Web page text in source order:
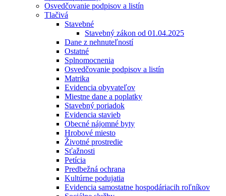
Osvedčovanie podpisov a listín
Tlačivá
Stavebné
Stavebný zákon od 01.04.2025
Dane z nehnuteľností
Ostatné
Splnomocnenia
Osvedčovanie podpisov a listín
Matrika
Evidencia obyvateľov
Miestne dane a poplatky
Stavebný poriadok
Evidencia stavieb
Obecné nájomné byty
Hrobové miesto
Životné prostredie
Sťažnosti
Petícia
Predbežná ochrana
Kultúrne podujatia
Evidencia samostatne hospodáriacih roľníkov